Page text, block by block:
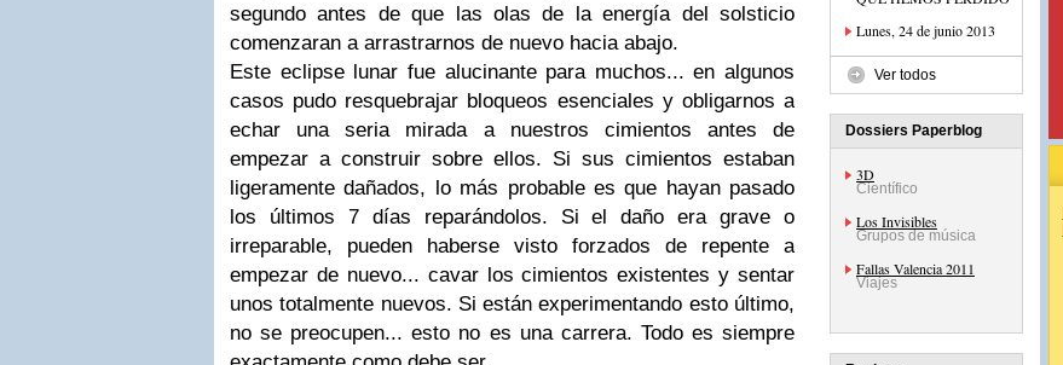
segundo antes de que las olas de la energía del solsticio
comenzaran a arrastrarnos de nuevo hacia abajo.
Este eclipse lunar fue alucinante para muchos... en algunos
casos pudo resquebrajar bloqueos esenciales y obligarnos a
echar una seria mirada a nuestros cimientos antes de
empezar a construir sobre ellos. Si sus cimientos estaban
ligeramente dañados, lo más probable es que hayan pasado
los últimos 7 días reparándolos. Si el daño era grave o
irreparable, pueden haberse visto forzados de repente a
empezar de nuevo... cavar los cimientos existentes y sentar
unos totalmente nuevos. Si están experimentando esto último,
no se preocupen... esto no es una carrera. Todo es siempre
Lunes, 24 de junio 2013
Ver todos
Dossiers Paperblog
3D
Científico
Los Invisibles
Grupos de música
Fallas Valencia 2011
Viajes